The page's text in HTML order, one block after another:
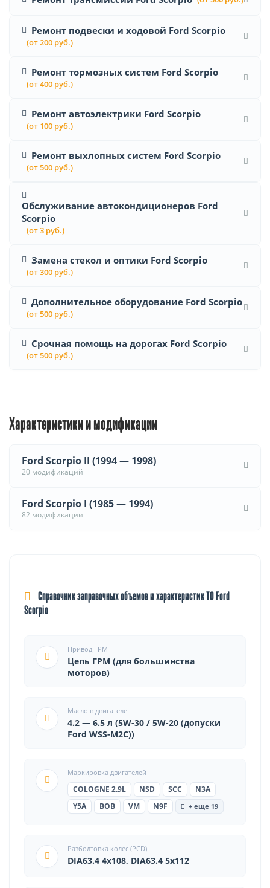
Ремонт подвески и ходовой Ford Scorpio
(от 200 руб.)
Ремонт тормозных систем Ford Scorpio
(от 400 руб.)
Ремонт автоэлектрики Ford Scorpio
(от 100 руб.)
Ремонт выхлопных систем Ford Scorpio
(от 500 руб.)
Обслуживание автокондиционеров Ford
Scorpio
(от 3 руб.)
Замена стекол и оптики Ford Scorpio
(от 300 руб.)
Дополнительное оборудование Ford Scorpio
(от 500 руб.)
Срочная помощь на дорогах Ford Scorpio
(от 500 руб.)
Характеристики и модификации
Ford Scorpio II (1994 — 1998)
20 модификаций
Ford Scorpio I (1985 — 1994)
82 модификации
Справочник заправочных объемов и характеристик ТО Ford
Scorpio
Привод ГРМ
Цепь ГРМ (для большинства
моторов)
Масло в двигателе
4.2 — 6.5 л (5W-30 / 5W-20 (допуски
Ford WSS-M2C))
Маркировка двигателей
COLOGNE 2.9L
NSD SCC
N3A
Y5A
BOB VM N9F + еще 19
Разболтовка колес (PCD)
DIA63.4 4x108, DIA63.4 5x112